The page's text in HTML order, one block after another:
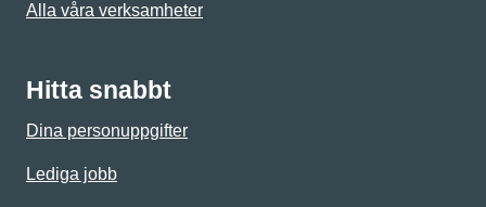
Alla våra verksamheter
Hitta snabbt
Dina personuppgifter
Lediga jobb